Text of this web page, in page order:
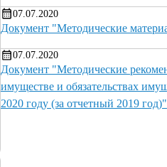
07.07.2020
Документ "Методические
07.07.2020
Документ "Методические
имуществе и обязательствах
2020 году (за отчетный 2019 год)"